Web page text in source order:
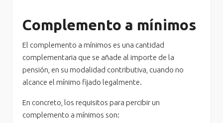
Complemento a mínimos
El complemento a mínimos es una cantidad
complementaria que se añade al importe de la
pensión, en su modalidad contributiva, cuando no
alcance el mínimo fijado legalmente.
En concreto, los requisitos para percibir un
complemento a mínimos son: